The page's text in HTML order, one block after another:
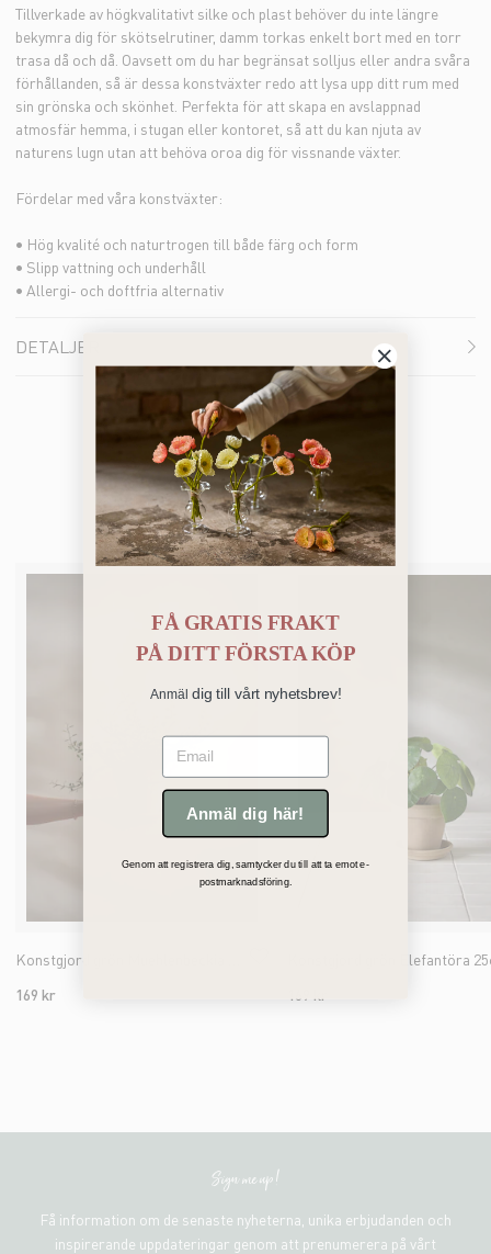
Tillverkade av högkvalitativt silke och plast behöver du inte längre
bekymra dig för skötselrutiner, damm torkas enkelt bort med en torr
trasa då och då. Oavsett om du har begränsat solljus eller andra svåra
förhållanden, så är dessa konstväxter redo att lysa upp ditt rum med
sin grönska och skönhet. Perfekta för att skapa en avslappnad
atmosfär hemma, i stugan eller kontoret, så att du kan njuta av
naturens lugn utan att behöva oroa dig för vissnande växter.
Fördelar med våra konstväxter:
• Hög kvalité och naturtrogen till både färg och form
• Slipp vattning och underhåll
• Allergi- och doftfria alternativ
DETALJER
Du kanske också gillar
169 kr
Konstgjord grön Elefantöra
Sign me up!
Få information om de senaste nyheterna, unika erbjudanden och
inspirerande uppdateringar genom att prenumerera på vårt
FÅ GRATIS FRAKT
PÅDITT FÖRSTA KÖP
Anmäl dig till vårt nyhetsbrev!
Email
Anmäl dig här!
Genom att registrera dig, samtycker du till att ta emot e-
postmarknadsföring.